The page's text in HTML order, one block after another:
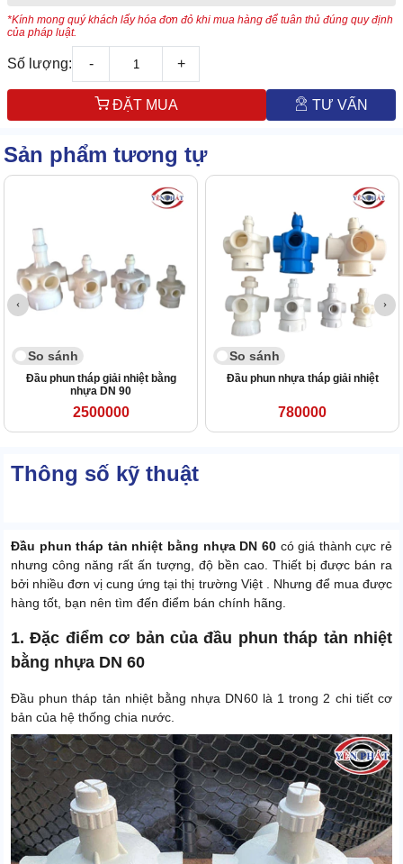
*Kính mong quý khách lấy hóa đơn đỏ khi mua hàng để tuân thủ đúng quy định
của pháp luật.
Số lượng: - +
ĐẶT MUA TƯ VẤN
Sản phẩm tương tự
So sánh
Đầu phun tháp giải nhiệt bằng
nhựa DN 90
2500000
So sánh
Đầu phun nhựa tháp giải nhiệt
780000
Thông số kỹ thuật
Đầu phun tháp tản nhiệt bằng nhựa DN 60 có giá thành cực rẻ
nhưng công năng rất ấn tượng, độ bền cao. Thiết bị được bán ra
bởi nhiều đơn vị cung ứng tại thị trường Việt . Nhưng để mua được
hàng tốt, bạn nên tìm đến điểm bán chính hãng.
1. Đặc điểm cơ bản của đầu phun tháp tản nhiệt
bằng nhựa DN 60
Đầu phun tháp tản nhiệt bằng nhựa DN60 là 1 trong 2 chi tiết cơ
bản của hệ thống chia nước.